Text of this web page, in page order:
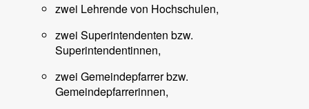
zwei Lehrende von Hochschulen,
zwei Superintendenten bzw.
Superintendentinnen,
zwei Gemeindepfarrer bzw.
Gemeindepfarrerinnen,